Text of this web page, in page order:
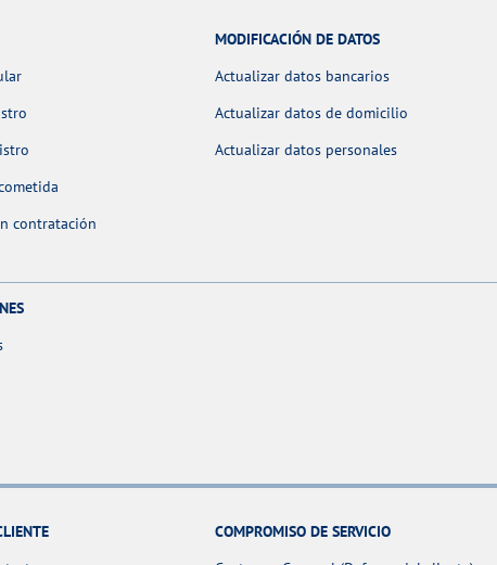
contratación
MODIFICACIÓN DE DATOS
Actualizar datos bancarios
Actualizar datos de domicilio
Actualizar datos personales
COMPROMISO DE SERVICIO